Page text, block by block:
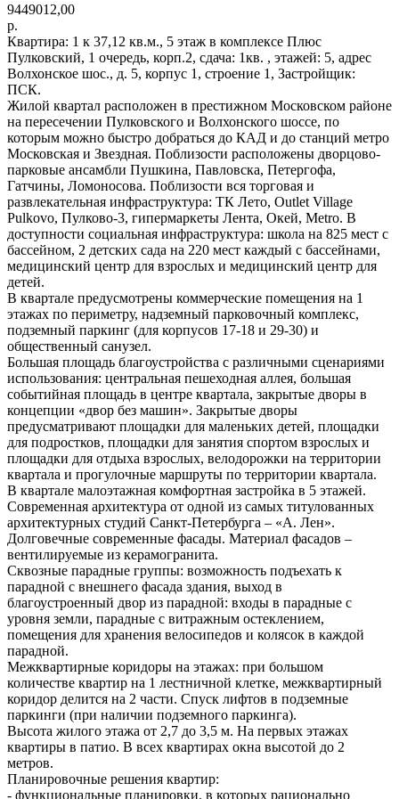
9449012,00
р.
Квартира: 1 к 37,12 кв.м., 5 этаж в комплексе Плюс
Пулковский, 1 очередь, корп.2, сдача: 1кв. , этажей: 5, адрес
Волхонское шос., д. 5, корпус 1, строение 1, Застройщик:
ПСК.
Жилой квартал расположен в престижном Московском районе
на пересечении Пулковского и Волхонского шоссе, по
которым можно быстро добраться до КАД и до станций метро
Московская и Звездная. Поблизости расположены дворцово-
парковые ансамбли Пушкина, Павловска, Петергофа,
Гатчины, Ломоносова. Поблизости вся торговая и
развлекательная инфраструктура: ТК Лето, Outlet Village
Pulkovo, Пулково-3, гипермаркеты Лента, Окей, Metro. В
доступности социальная инфраструктура: школа на 825 мест с
бассейном, 2 детских сада на 220 мест каждый с бассейнами,
медицинский центр для взрослых и медицинский центр для
детей.
В квартале предусмотрены коммерческие помещения на 1
этажах по периметру, надземный парковочный комплекс,
подземный паркинг (для корпусов 17-18 и 29-30) и
общественный санузел.
Большая площадь благоустройства с различными сценариями
использования: центральная пешеходная аллея, большая
событийная площадь в центре квартала, закрытые дворы в
концепции «двор без машин». Закрытые дворы
предусматривают площадки для маленьких детей, площадки
для подростков, площадки для занятия спортом взрослых и
площадки для отдыха взрослых, велодорожки на территории
квартала и прогулочные маршруты по территории квартала.
В квартале малоэтажная комфортная застройка в 5 этажей.
Современная архитектура от одной из самых титулованных
архитектурных студий Санкт-Петербурга – «А. Лен».
Долговечные современные фасады. Материал фасадов –
вентилируемые из керамогранита.
Сквозные парадные группы: возможность подъехать к
парадной с внешнего фасада здания, выход в
благоустроенный двор из парадной: входы в парадные с
уровня земли, парадные с витражным остеклением,
помещения для хранения велосипедов и колясок в каждой
парадной.
Межквартирные коридоры на этажах: при большом
количестве квартир на 1 лестничной клетке, межквартирный
коридор делится на 2 части. Спуск лифтов в подземные
паркинги (при наличии подземного паркинга).
Высота жилого этажа от 2,7 до 3,5 м. На первых этажах
квартиры в патио. В всех квартирах окна высотой до 2
метров.
Планировочные решения квартир:
- функциональные планировки, в которых рационально